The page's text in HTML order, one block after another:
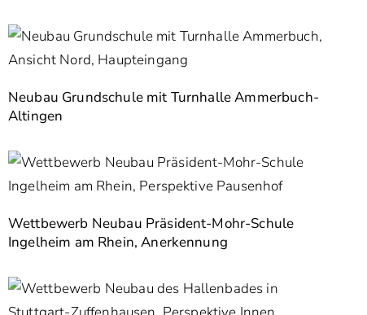
Neubau Grundschule mit Turnhalle Ammerbuch-
Altingen
Wettbewerb Neubau Präsident-Mohr-Schule
Ingelheim am Rhein, Anerkennung